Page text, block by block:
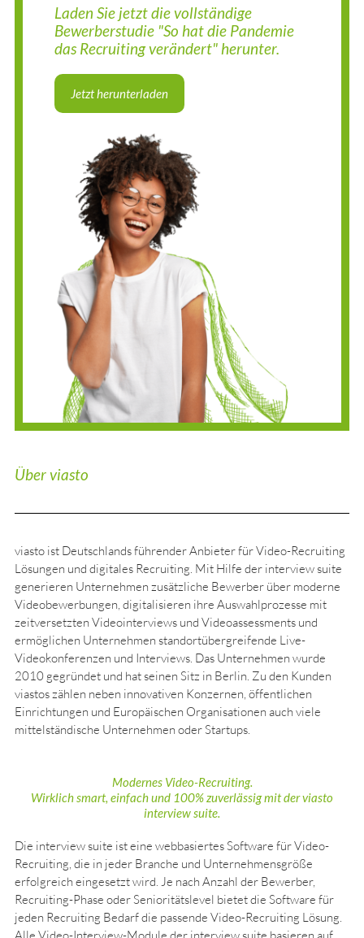
Laden Sie jetzt die vollständige
Bewerberstudie "So hat die Pandemie
das Recruiting verändert" herunter.
Jetzt herunterladen
Über viasto
viasto ist Deutschlands führender Anbieter für Video-Recruiting
Lösungen und digitales Recruiting. Mit Hilfe der interview suite
generieren Unternehmen zusätzliche Bewerber über moderne
Videobewerbungen, digitalisieren ihre Auswahlprozesse mit
zeitversetzten Videointerviews und Videoassessments und
ermöglichen Unternehmen standortübergreifende Live-
Videokonferenzen und Interviews. Das Unternehmen wurde
2010 gegründet und hat seinen Sitz in Berlin. Zu den Kunden
viastos zählen neben innovativen Konzernen, öffentlichen
Einrichtungen und Europäischen Organisationen auch viele
mittelständische Unternehmen oder Startups.
Modernes Video-Recruiting.
Wirklich smart, einfach und 100% zuverlässig mit der viasto
interview suite.
Die interview suite ist eine webbasiertes Software für Video-
Recruiting, die in jeder Branche und Unternehmensgröße
erfolgreich eingesetzt wird. Je nach Anzahl der Bewerber,
Recruiting-Phase oder Senioritätslevel bietet die Software für
jeden Recruiting Bedarf die passende Video-Recruiting Lösung.